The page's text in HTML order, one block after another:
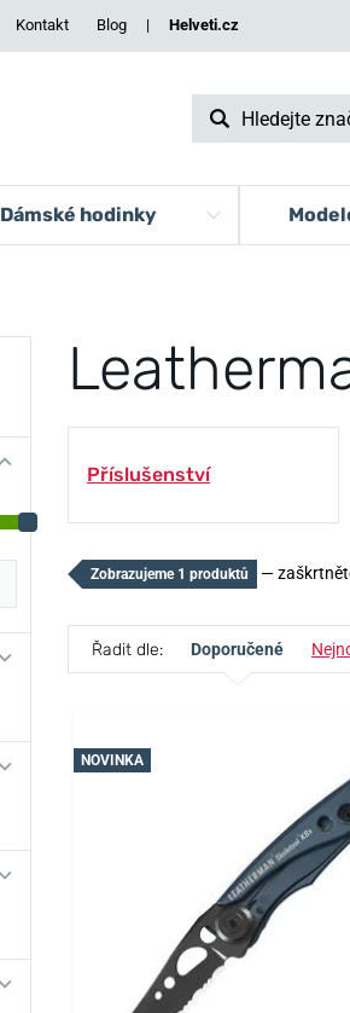
Kontakt Blog | Helveti.cz
Dámské hodinky
Příslušenství
Zobrazujeme 1 produktů —
Řadit dle: Doporučené
NOVINKA